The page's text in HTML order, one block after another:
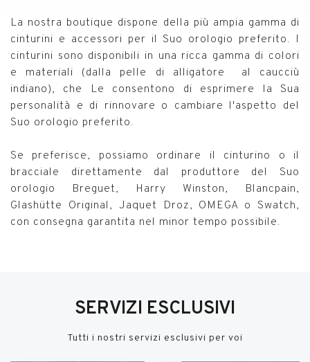
La nostra boutique dispone della più ampia gamma di
cinturini e accessori per il Suo orologio preferito. I
cinturini sono disponibili in una ricca gamma di colori
e materiali (dalla pelle di alligatore al caucciù
indiano), che Le consentono di esprimere la Sua
personalità e di rinnovare o cambiare l'aspetto del
Suo orologio preferito.
Se preferisce, possiamo ordinare il cinturino o il
bracciale direttamente dal produttore del Suo
orologio Breguet, Harry Winston, Blancpain,
Glashütte Original, Jaquet Droz, OMEGA o Swatch,
con consegna garantita nel minor tempo possibile.
SERVIZI ESCLUSIVI
Tutti i nostri servizi esclusivi per voi